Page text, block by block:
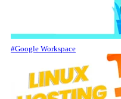
#Google Workspace